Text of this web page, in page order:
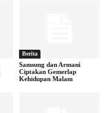
Berita
Samsung dan Armani
Ciptakan Gemerlap
Kehidupan Malam